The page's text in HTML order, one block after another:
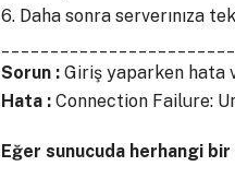
6. Daha sonra serverınıza
Sorun : Giriş yaparken hata
Hata : Connection Failure:
Eğer sunucuda herhangi